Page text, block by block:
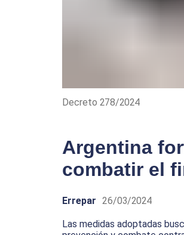
Decreto 278/2024
Argentina
combatir el
Errepar 26/03/2024
Las medidas adoptadas